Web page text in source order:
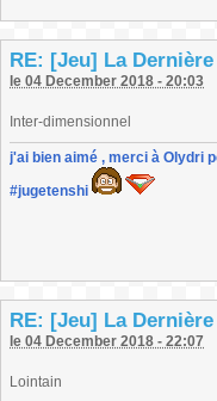
RE: [Jeu] La
le 04 December 2018 - 20:03
Inter-dimensionnel
j'ai bien aimé , merci à Olydri
#jugetenshi
RE: [Jeu] La
le 04 December 2018 - 22:07
Lointain